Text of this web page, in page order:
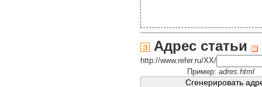
Адрес статьи
http://www.refer.ru/XX/
Пример: adres.html